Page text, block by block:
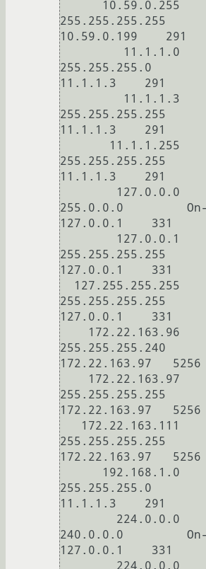
255.255.255.255
10.59.0.199    291
255.255.255.0
11.1.1.3    291
255.255.255.255
11.1.1.3    291
255.255.255.255
11.1.1.3    291
255.0.0.0
127.0.0.1    331
255.255.255.255
127.0.0.1    331
255.255.255.255
127.0.0.1    331
255.255.255.240
172.22.163.97   5256
255.255.255.255
172.22.163.97   5256
255.255.255.255
172.22.163.97   5256
255.255.255.0
11.1.1.3    291
240.0.0.0
127.0.0.1    331